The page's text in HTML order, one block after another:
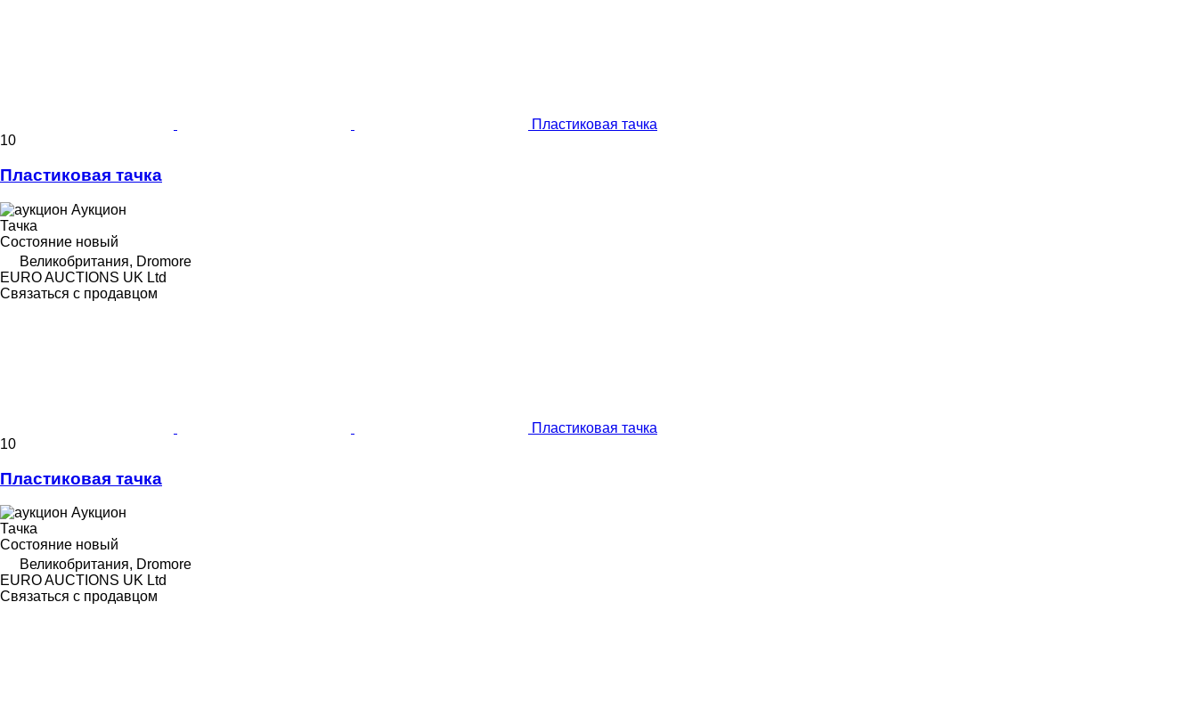
Пластиковая тачка
10
Пластиковая тачка
Аукцион
Тачка
Состояние новый
Великобритания, Dromore
EURO AUCTIONS UK Ltd
Связаться с продавцом
Пластиковая тачка
10
Пластиковая тачка
Аукцион
Тачка
Состояние новый
Великобритания, Dromore
EURO AUCTIONS UK Ltd
Связаться с продавцом